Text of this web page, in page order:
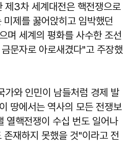
제3차 세계대전은 핵전쟁으로
제를 꿇어앉히고 임박했던
며 세계의 평화를 사수한 조선
문자로 아로새겼다"고 주장했
가와 인민이 남들처럼 경제 발
땅에서는 역사의 모든 전쟁보
열핵전쟁이 수십 번도 일어나
재하지 못했을 것"이라고 전